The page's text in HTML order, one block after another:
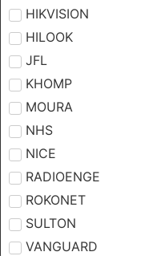
HIKVISION
HILOOK
JFL
KHOMP
MOURA
NHS
NICE
RADIOENGE
ROKONET
SULTON
VANGUARD